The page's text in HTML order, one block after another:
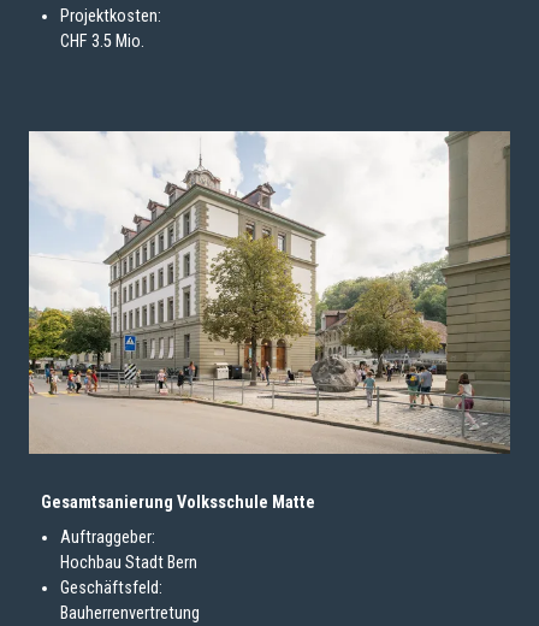
Projektkosten:
CHF 3.5 Mio.
Gesamtsanierung Volksschule Matte
Auftraggeber:
Hochbau Stadt Bern
Geschäftsfeld:
Bauherrenvertretung